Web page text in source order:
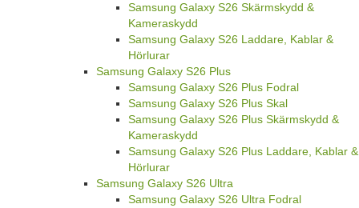
Samsung Galaxy S26 Skärmskydd &
Kameraskydd
Samsung Galaxy S26 Laddare, Kablar &
Hörlurar
Samsung Galaxy S26 Plus
Samsung Galaxy S26 Plus Fodral
Samsung Galaxy S26 Plus Skal
Samsung Galaxy S26 Plus Skärmskydd &
Kameraskydd
Samsung Galaxy S26 Plus Laddare, Kablar &
Hörlurar
Samsung Galaxy S26 Ultra
Samsung Galaxy S26 Ultra Fodral